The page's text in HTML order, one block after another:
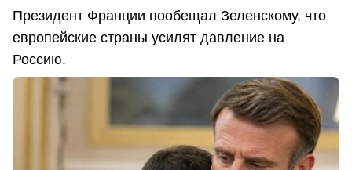
Президент Франции пообещал Зеленскому, что
европейские страны усилят давление на
Россию.